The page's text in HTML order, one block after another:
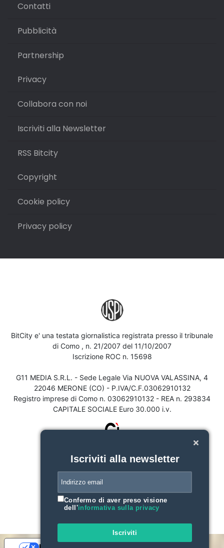
Contatti
Pubblicità
Partnership
Privacy
Collabora con noi
Iscriviti alla Newsletter
RSS Bitcity
Copyright
Cookie policy
Privacy policy
BitCity e' una testata giornalistica registrata presso il tribunale
di Como , n. 21/2007 del 11/10/2007
Iscrizione ROC n. 15698
G11 MEDIA S.R.L. - Sede Legale Via NUOVA VALASSINA, 4
22046 MERONE (CO) - P.IVA/C.F.03062910132
Registro imprese di Como n. 03062910132 - REA n. 293834
CAPITALE SOCIALE Euro 30.000 i.v.
Iscriviti alla newsletter
Confermo di aver preso visione
dell'informativa sulla privacy
Iscriviti